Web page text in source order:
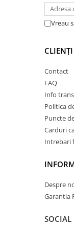
pielea
✅
Vreau
CLIENȚI
Contact
FAQ
Info
Politica
Puncte
Carduri
Intrebari
Despre
Garantia
SOCIAL